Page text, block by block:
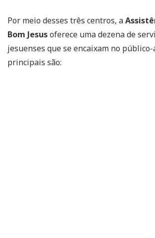
Por meio desses três centros, a
Bom Jesusoferece uma dezena de
jesuenses que se encaixam no público-
principais são: